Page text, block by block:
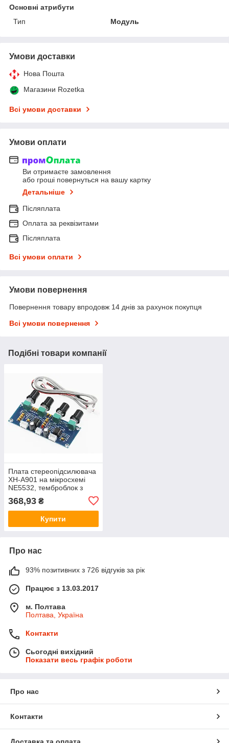
Основні атрибути
Тип
Модуль
Умови доставки
Нова Пошта
Магазини Rozetka
Всі умови доставки
Умови оплати
Ви отримаєте замовлення
або гроші повернуться на вашу картку
Детальніше
Післяплата
Оплата за реквізитами
Післяплата
Всі умови оплати
Умови повернення
Повернення товару впродовж 14 днів за рахунок покупця
Всі умови повернення
Подібні товари компанії
Плата стереопідсилювача
XH-A901 на мікросхемі
NE5532, темброблок з
ВЧ, НЧ, 12-24В
368,93 ₴
Купити
Про нас
93% позитивних з 726 відгуків за рік
Працює з 13.03.2017
м. Полтава
Полтава, Україна
Контакти
Сьогодні вихідний
Показати весь графік роботи
Про нас
Контакти